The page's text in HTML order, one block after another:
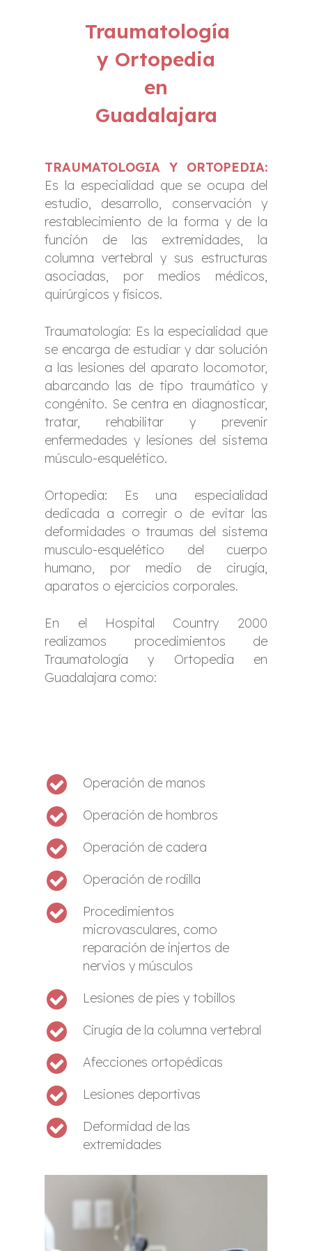
Traumatología
y Ortopedia
en
Guadalajara
TRAUMATOLOGIA Y ORTOPEDIA:
Es la especialidad que se ocupa del
estudio, desarrollo, conservación y
restablecimiento de la forma y de la
función de las extremidades, la
columna vertebral y sus estructuras
asociadas, por medios médicos,
quirúrgicos y físicos.
Traumatología: Es la especialidad que
se encarga de estudiar y dar solución
a las lesiones del aparato locomotor,
abarcando las de tipo traumático y
congénito. Se centra en diagnosticar,
tratar, rehabilitar y prevenir
enfermedades y lesiones del sistema
músculo-esquelético.
Ortopedia: Es una especialidad
dedicada a corregir o de evitar las
deformidades o traumas del sistema
musculo-esquelético del cuerpo
humano, por medio de cirugía,
aparatos o ejercicios corporales.
En el Hospital Country 2000
realizamos procedimientos de
Traumatología y Ortopedia en
Guadalajara como:
Operación de manos
Operación de hombros
Operación de cadera
Operación de rodilla
Procedimientos
microvasculares, como
reparación de injertos de
nervios y músculos
Lesiones de pies y tobillos
Cirugía de la columna vertebral
Afecciones ortopédicas
Lesiones deportivas
Deformidad de las
extremidades